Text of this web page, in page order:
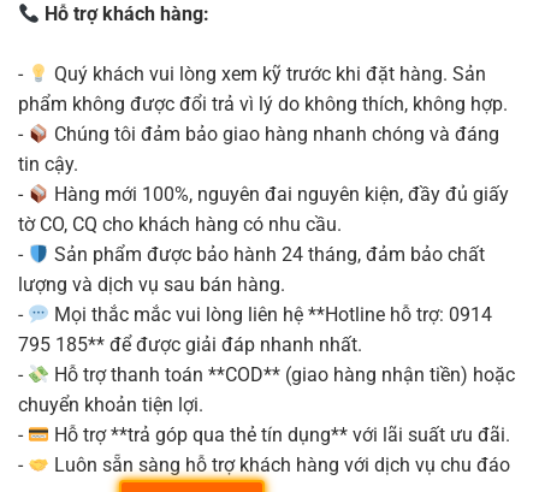
Hỗ trợ khách hàng:
-
Quý khách vui lòng xem kỹ trước khi đặt hàng. Sản
phẩm không được đổi trả vì lý do không thích, không hợp.
-
Chúng tôi đảm bảo giao hàng nhanh chóng và đáng
tin cậy.
-
Hàng mới 100%, nguyên đai nguyên kiện, đầy đủ giấy
tờ CO, CQ cho khách hàng có nhu cầu.
-
Sản phẩm được bảo hành 24 tháng, đảm bảo chất
lượng và dịch vụ sau bán hàng.
-
Mọi thắc mắc vui lòng liên hệ **Hotline hỗ trợ: 0914
795 185** để được giải đáp nhanh nhất.
-
Hỗ trợ thanh toán **COD** (giao hàng nhận tiền) hoặc
chuyển khoản tiện lợi.
-
Hỗ trợ **trả góp qua thẻ tín dụng** với lãi suất ưu đãi.
-
Luôn sẵn sàng hỗ trợ khách hàng với dịch vụ chu đáo